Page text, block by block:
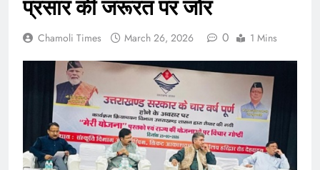
प्रसार की जरूरत पर जोर
Chamoli Times March 26, 2026 0 1 Mins